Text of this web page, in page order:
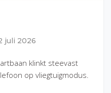
juli 2026
klinkt steevast
op vliegtuigmodus.